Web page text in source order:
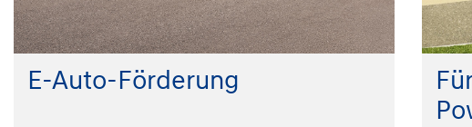
E-Auto-Förderung